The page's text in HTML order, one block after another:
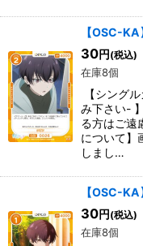
【OSC-
30円 (税込)
在庫8個
【シング
み下さい-
る方はご遠
について】
しまし…
【OSC-
30円 (税込)
在庫8個